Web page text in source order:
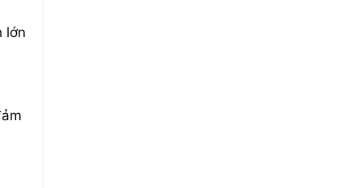
lớn